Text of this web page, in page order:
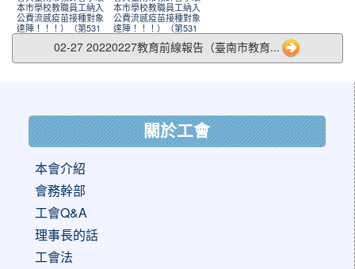
本市學校教職員工納入
公費流感疫苗接種對象
達陣！！！）（第531
期）_頁面_1.jpg
本市學校教職員工納入
公費流感疫苗接種對象
達陣！！！）（第531
期）_頁面_2.jpg
02-27 20220227教育前線報告（臺南市教育...
關於工會
本會介紹
會務幹部
工會Q&A
理事長的話
工會法